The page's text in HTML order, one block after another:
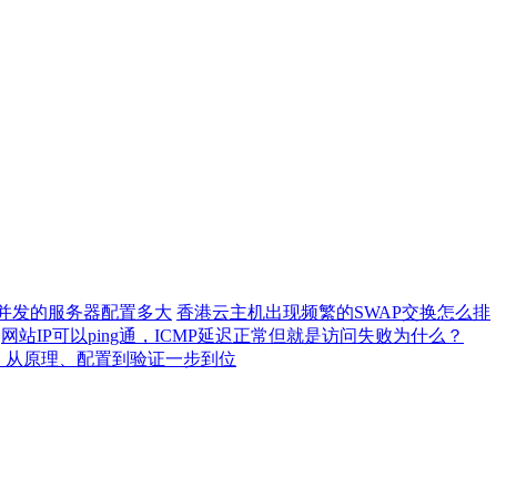
发的服务器配置多大 香港云主机出现频繁的SWAP交换怎么排
网站IP可以ping通，ICMP延迟正常但就是访问失败为什么？
从原理、配置到验证一步到位